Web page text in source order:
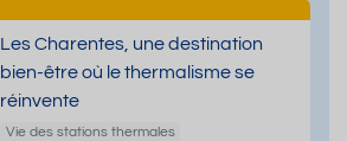
Les Charentes, une destination
bien-être où le thermalisme se
réinvente
Vie des stations thermales